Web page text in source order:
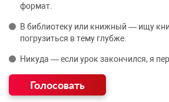
формат.
В библиотеку или книжный — ищу
погрузиться в тему глубже.
Никуда — если урок закончился, я